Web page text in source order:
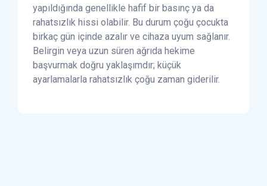
yapıldığında genellikle hafif bir basınç ya da
rahatsızlık hissi olabilir. Bu durum çoğu çocukta
birkaç gün içinde azalır ve cihaza uyum sağlanır.
Belirgin veya uzun süren ağrıda hekime
başvurmak doğru yaklaşımdır; küçük
ayarlamalarla rahatsızlık çoğu zaman giderilir.